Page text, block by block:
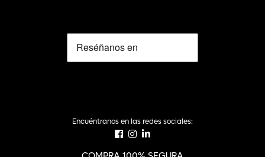
Encuéntranos en las redes sociales: